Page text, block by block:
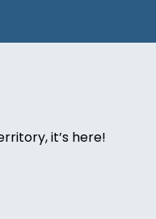
it’s here!